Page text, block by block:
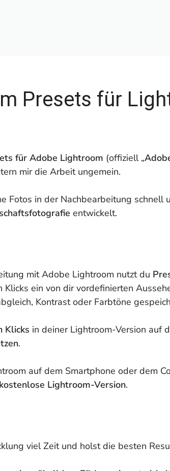
Presets für
für Adobe Lightroom (offiziell „
mir die Arbeit ungemein.
Fotos in der Nachbearbeitung schnell
entwickelt.
mit Adobe Lightroom nutzt du
ein von dir vordefinierten
Kontrast oder Farbtöne
Klicks in deiner Lightroom-Version auf
.
auf dem Smartphone oder dem
kostenlose Lightroom-Version.
viel Zeit und holst die besten